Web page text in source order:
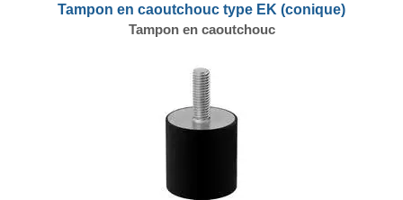
Tampon en caoutchouc type EK (conique)
Tampon en caoutchouc